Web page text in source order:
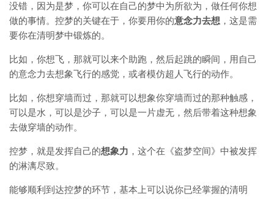
没错，因为是梦，你可以在自己的梦中为所欲为，做任何你想
做的事情。控梦的关键在于，你要用你的意念力去想 ，这是需
要你在清明梦中锻炼的。
比如，你想飞，那就可以来个助跑，然后起跳的瞬间，用自己
的意念力去想象飞行的感觉，或者模仿超人飞行的动作。
比如，你想穿墙而过，那就可以想象你穿墙而过的那种触感，
可以是水，可以是沙子，可以是一片虚无，然后带着这种想象
去做穿墙的动作。
控梦，就是发挥自己的想象力 ，这个在《盗梦空间》中被发挥
的淋漓尽致。
能够顺利到达控梦的环节，基本上可以说你已经掌握的清明